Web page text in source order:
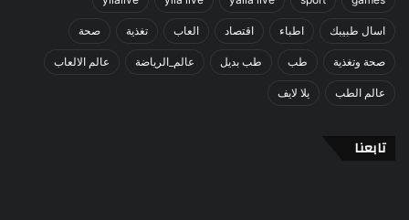
اسال طبيبك اطباء اقتصاد العاب تغذية صحة
صحة وتغذية طب طب بديل عالم_الرياضة عالم الالعاب
عالم الطب يلا لايف
تابعنا